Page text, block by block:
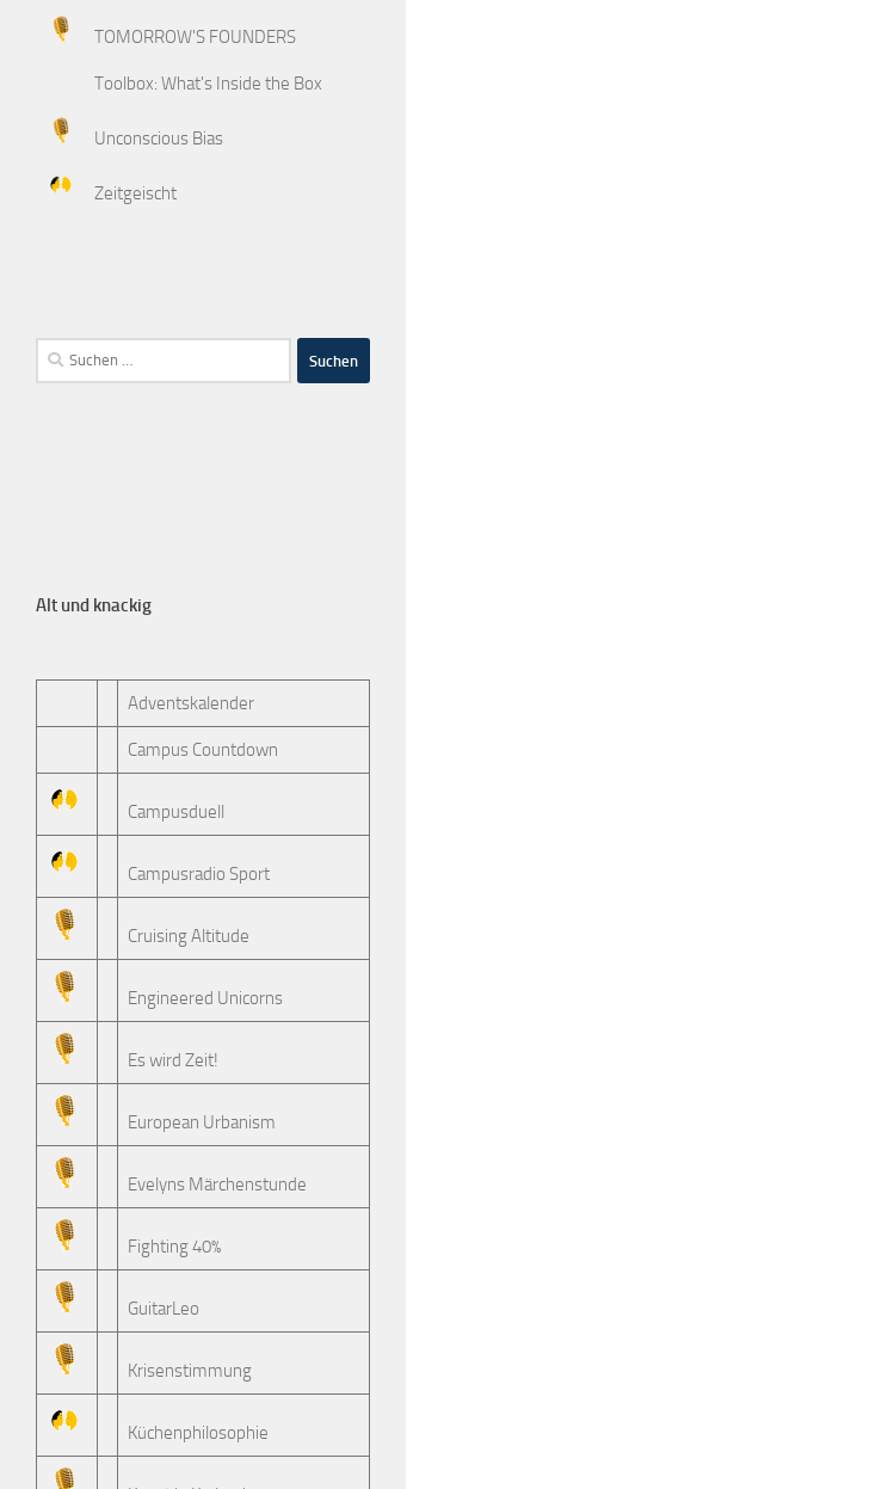
TOMORROW'S FOUNDERS
Toolbox: What's Inside the Box
Unconscious Bias
Zeitgeischt
Alt und knackig
Adventskalender
Campus Countdown
Campusduell
Campusradio Sport
Cruising Altitude
Engineered Unicorns
Es wird Zeit!
European Urbanism
Evelyns Märchenstunde
Fighting 40%
GuitarLeo
Krisenstimmung
Küchenphilosophie